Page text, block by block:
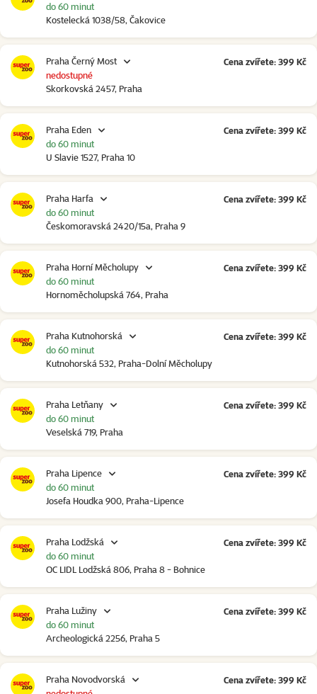
Kostelecká 1038/58, Čakovice
do 60 minut
Praha Černý Most
Skorkovská 2457, Praha
nedostupné
Cena zvířete: 399 Kč
Praha Eden
U Slavie 1527, Praha 10
do 60 minut
Cena zvířete: 399 Kč
Praha Harfa
Českomoravská 2420/15a, Praha 9
do 60 minut
Cena zvířete: 399 Kč
Praha Horní Měcholupy
Hornoměcholupská 764, Praha
do 60 minut
Cena zvířete: 399 Kč
Praha Kutnohorská
Kutnohorská 532, Praha-Dolní Měcholupy
do 60 minut
Cena zvířete: 399 Kč
Praha Letňany
Veselská 719, Praha
do 60 minut
Cena zvířete: 399 Kč
Praha Lipence
Josefa Houdka 900, Praha-Lipence
do 60 minut
Cena zvířete: 399 Kč
Praha Lodžská
OC LIDL Lodžská 806, Praha 8 - Bohnice
do 60 minut
Cena zvířete: 399 Kč
Praha Lužiny
Archeologická 2256, Praha 5
do 60 minut
Cena zvířete: 399 Kč
Praha Novodvorská
Cena zvířete: 399 Kč